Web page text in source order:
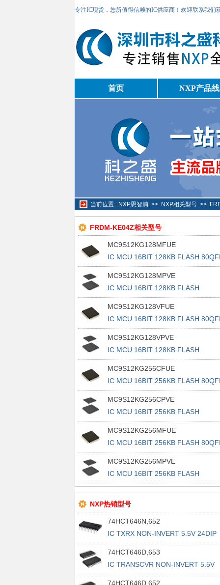
专注IC现货，您所值得信赖的IC供应商！欢迎联系我们
首页 NXP产品线
当前位置: NXP恩智浦>> NXP相关型号>>
FRDM-KE04Z相关型号
MC9S12KG128MFUE
IC MCU 16BIT 128KB FLASH
MC9S12KG128MPVE
IC MCU 16BIT 128KB FLASH
112LQFP
MC9S12KG128VFUE
IC MCU 16BIT 128KB FLASH
MC9S12KG128VPVE
IC MCU 16BIT 128KB FLASH
112LQFP
MC9S12KG256CFUE
IC MCU 16BIT 256KB FLASH
MC9S12KG256CPVE
IC MCU 16BIT 256KB FLASH
112LQFP
MC9S12KG256MFUE
IC MCU 16BIT 256KB FLASH
MC9S12KG256MPVE
IC MCU 16BIT 256KB FLASH
112LQFP
NXP热销型号
74HCT646N,652
IC TXRX NON-INVERT 5.5V 24DIP
74HCT646D,653
IC TRANSCVR NON-INVERT 5.5V
24SO
74HCT646D,652